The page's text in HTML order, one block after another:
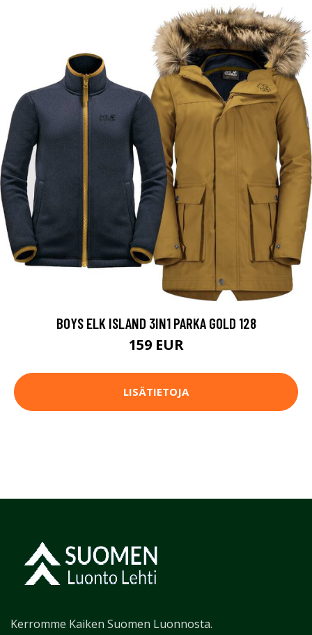
BOYS ELK ISLAND 3IN1 PARKA GOLD 128
159 EUR
LISÄTIETOJA
Kerromme Kaiken Suomen Luonnosta.